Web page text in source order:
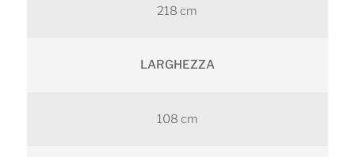
218 cm
LARGHEZZA
108 cm